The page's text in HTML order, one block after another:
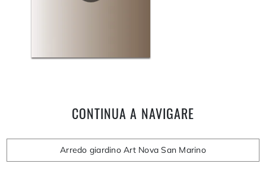
CONTINUA A NAVIGARE
Arredo giardino Art Nova San Marino